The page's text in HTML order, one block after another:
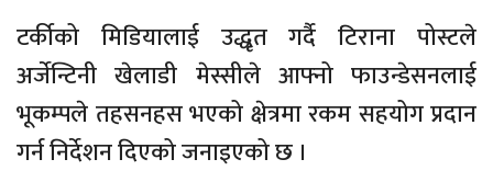
टर्कीको मिडियालाई उद्धृत गर्दै टिराना पोस्टले
अर्जेन्टिनी खेलाडी मेस्सीले आफ्नो फाउन्डेसनलाई
भूकम्पले तहसनहस भएको क्षेत्रमा रकम सहयोग प्रदान
गर्न निर्देशन दिएको जनाइएको छ ।